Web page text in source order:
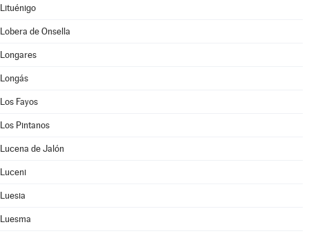
Lituénigo
Lobera de Onsella
Longares
Longás
Los Fayos
Los Pintanos
Lucena de Jalón
Luceni
Luesia
Luesma